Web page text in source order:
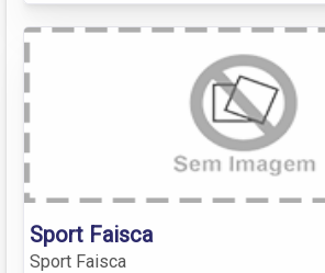
Sport Faisca
Sport Faisca